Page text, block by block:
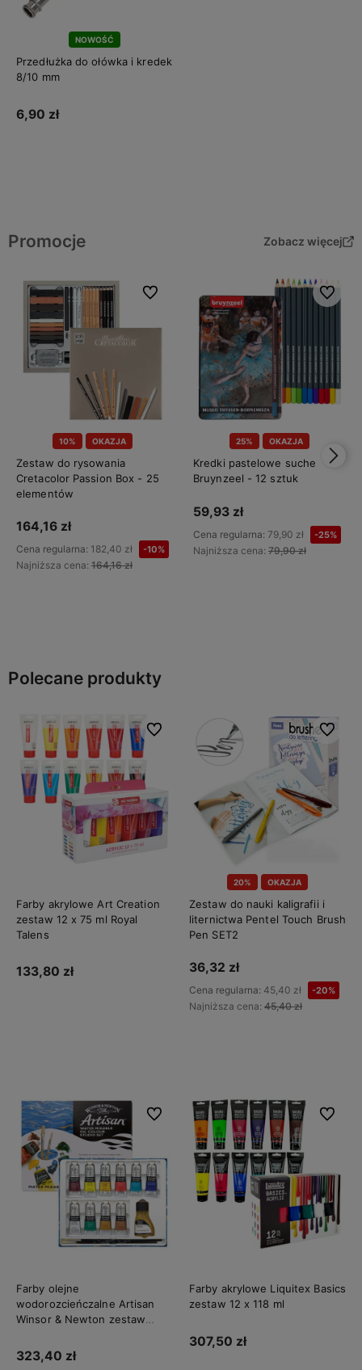
NOWOŚĆ
Przedłużka do ołówka i kredek
8/10 mm
6,90 zł
Promocje Zobacz więcej
10% OKAZJA
Zestaw do rysowania
Cretacolor Passion Box - 25
elementów
164,16 zł
Cena regularna: 182,40 zł -10%
Najniższa cena: 164,16 zł
Do ulubionych
25% OKAZJA
Kredki pastelowe suche
Bruynzeel - 12 sztuk
59,93 zł
Cena regularna: 79,90 zł -25%
Najniższa cena: 79,90 zł
Do
Polecane produkty
Farby akrylowe Art Creation
zestaw 12 x 75 ml Royal
Talens
133,80 zł
Do ulubionych
20% OKAZJA
Zestaw do nauki kaligrafii i
liternictwa Pentel Touch Brush
Pen SET2
36,32 zł
Cena regularna: 45,40 zł -20%
Najniższa cena: 45,40 zł
Do
Farby olejne
wodorozcieńczalne Artisan
Winsor & Newton zestaw
323,40 zł
Do ulubionych
Farby akrylowe Liquitex Basics
zestaw 12 x 118 ml
307,50 zł
Do